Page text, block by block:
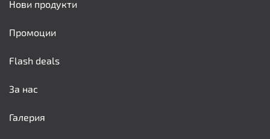
Нови продукти
Промоции
Flash deals
За нас
Галерия